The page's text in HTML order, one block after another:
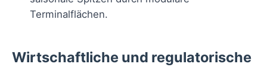
Terminalflächen.
Wirtschaftliche und regulatorische